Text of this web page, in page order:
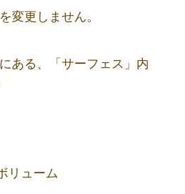
変更しません。
ある、「サーフェス」内
リューム